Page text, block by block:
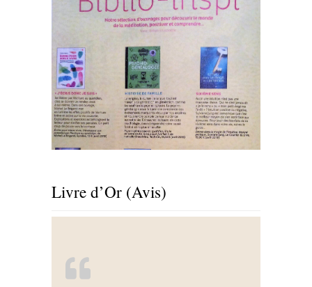
Livre d’Or (Avis)